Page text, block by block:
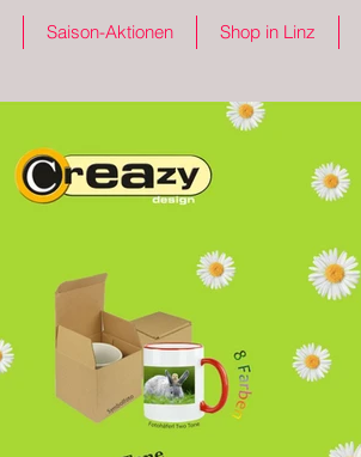
Saison-Aktionen Shop in Linz